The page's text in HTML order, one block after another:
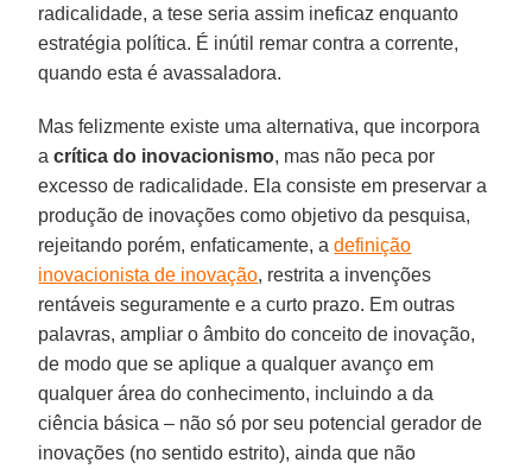
radicalidade, a tese seria assim ineficaz enquanto
estratégia política. É inútil remar contra a corrente,
quando esta é avassaladora.
Mas felizmente existe uma alternativa, que incorpora
acrítica do inovacionismo, mas não peca por
excesso de radicalidade. Ela consiste em preservar a
produção de inovações como objetivo da pesquisa,
rejeitando porém, enfaticamente, adefinição
inovacionista de inovação, restrita a invenções
rentáveis seguramente e a curto prazo. Em outras
palavras, ampliar o âmbito do conceito de inovação,
de modo que se aplique a qualquer avanço em
qualquer área do conhecimento, incluindo a da
ciência básica – não só por seu potencial gerador de
inovações (no sentido estrito), ainda que não